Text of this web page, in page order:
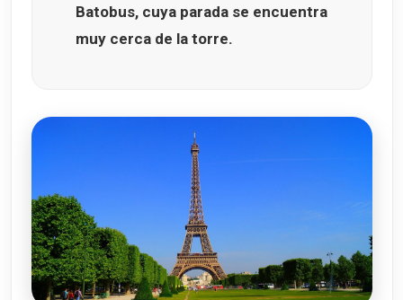
Batobus, cuya parada se encuentra
muy cerca de la torre.